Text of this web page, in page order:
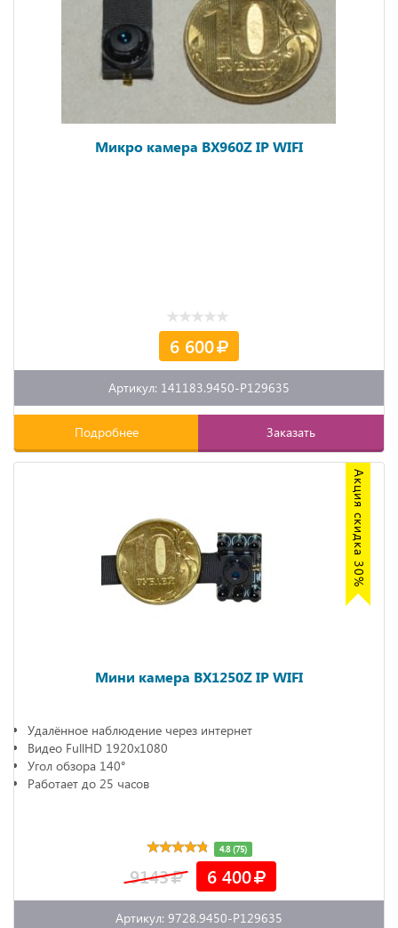
Микро камера BX960Z IP WIFI
6 600
Артикул: 141183.9450-P129635
Подробнее Заказать
Акция скидка 30%
Мини камера BX1250Z IP WIFI
Удалённое наблюдение через интернет
Видео FullHD 1920х1080
Угол обзора 140°
Работает до 25 часов
4.8 (75)
9143 6 400
Артикул: 9728.9450-P129635